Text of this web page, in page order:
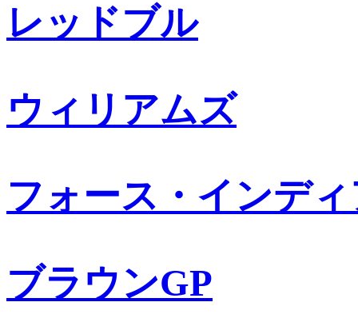
レッドブル
ウィリアムズ
フォース・インデ
ブラウンGP